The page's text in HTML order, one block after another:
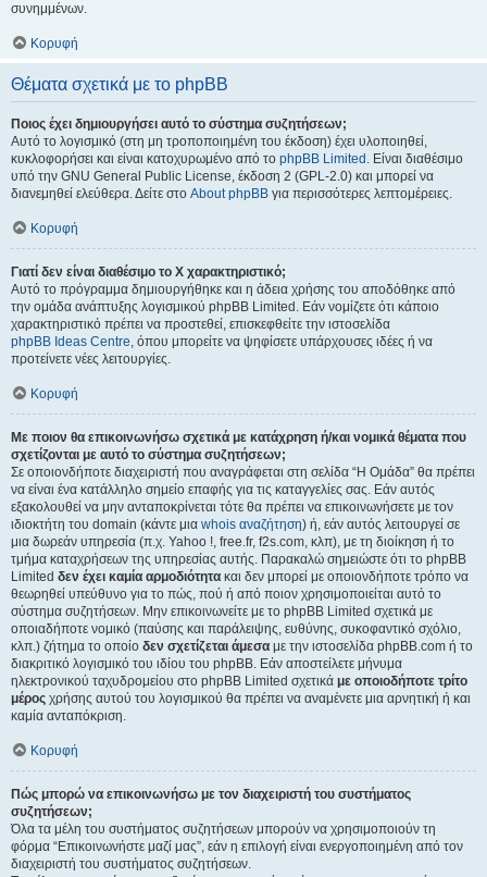
συνημμένων.
Κορυφή
Θέματα σχετικά με το phpBB
Ποιος έχει δημιουργήσει αυτό το σύστημα συζητήσεων;
Αυτό το λογισμικό (στη μη τροποποιημένη του έκδοση) έχει υλοποιηθεί,
κυκλοφορήσει και είναι κατοχυρωμένο από το phpBB Limited . Είναι διαθέσιμο
υπό την GNU General Public License, έκδοση 2 (GPL-2.0) και μπορεί να
διανεμηθεί ελεύθερα. Δείτε στο About phpBB για περισσότερες λεπτομέρειες.
Κορυφή
Γιατί δεν είναι διαθέσιμο το Χ χαρακτηριστικό;
Αυτό το πρόγραμμα δημιουργήθηκε και η άδεια χρήσης του αποδόθηκε από
την ομάδα ανάπτυξης λογισμικού phpBB Limited. Εάν νομίζετε ότι κάποιο
χαρακτηριστικό πρέπει να προστεθεί, επισκεφθείτε την ιστοσελίδα
phpBB Ideas Centre, όπου μπορείτε να ψηφίσετε υπάρχουσες ιδέες ή να
προτείνετε νέες λειτουργίες.
Κορυφή
Με ποιον θα επικοινωνήσω σχετικά με κατάχρηση ή/και νομικά θέματα που
σχετίζονται με αυτό το σύστημα συζητήσεων;
Σε οποιονδήποτε διαχειριστή που αναγράφεται στη σελίδα “Η Ομάδα” θα πρέπει
να είναι ένα κατάλληλο σημείο επαφής για τις καταγγελίες σας. Εάν αυτός
εξακολουθεί να μην ανταποκρίνεται τότε θα πρέπει να επικοινωνήσετε με τον
ιδιοκτήτη του domain (κάντε μια whois αναζήτηση) ή, εάν αυτός λειτουργεί σε
μια δωρεάν υπηρεσία (π.χ. Yahoo !, free.fr, f2s.com, κλπ), με τη διοίκηση ή το
τμήμα καταχρήσεων της υπηρεσίας αυτής. Παρακαλώ σημειώστε ότι το phpBB
Limited δεν έχει καμία αρμοδιότητα και δεν μπορεί με οποιονδήποτε τρόπο να
θεωρηθεί υπεύθυνο για το πώς, πού ή από ποιον χρησιμοποιείται αυτό το
σύστημα συζητήσεων. Μην επικοινωνείτε με το phpBB Limited σχετικά με
οποιαδήποτε νομικό (παύσης και παράλειψης, ευθύνης, συκοφαντικό σχόλιο,
κλπ.) ζήτημα το οποίο δεν σχετίζεται άμεσα με την ιστοσελίδα phpBB.com ή το
διακριτικό λογισμικό του ιδίου του phpBB. Εάν αποστείλετε μήνυμα
ηλεκτρονικού ταχυδρομείου στο phpBB Limited σχετικά με οποιοδήποτε τρίτο
μέρος χρήσης αυτού του λογισμικού θα πρέπει να αναμένετε μια αρνητική ή και
καμία ανταπόκριση.
Κορυφή
Πώς μπορώ να επικοινωνήσω με τον διαχειριστή του συστήματος
συζητήσεων;
Όλα τα μέλη του συστήματος συζητήσεων μπορούν να χρησιμοποιούν τη
φόρμα “Επικοινωνήστε μαζί μας”, εάν η επιλογή είναι ενεργοποιημένη από τον
διαχειριστή του συστήματος συζητήσεων.